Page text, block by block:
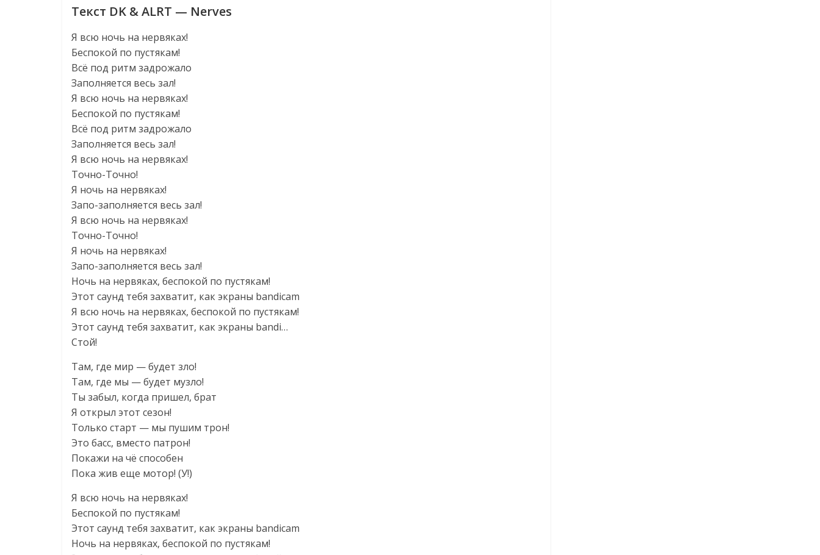
Текст DK & ALRT — Nerves
Я всю ночь на нервяках!
Беспокой по пустякам!
Всё под ритм задрожало
Заполняется весь зал!
Я всю ночь на нервяках!
Беспокой по пустякам!
Всё под ритм задрожало
Заполняется весь зал!
Я всю ночь на нервяках!
Точно-Точно!
Я ночь на нервяках!
Запо-заполняется весь зал!
Я всю ночь на нервяках!
Точно-Точно!
Я ночь на нервяках!
Запо-заполняется весь зал!
Ночь на нервяках, беспокой по пустякам!
Этот саунд тебя захватит, как экраны bandicam
Я всю ночь на нервяках, беспокой по пустякам!
Этот саунд тебя захватит, как экраны bandi…
Стой!
Там, где мир — будет зло!
Там, где мы — будет музло!
Ты забыл, когда пришел, брат
Я открыл этот сезон!
Только старт — мы пушим трон!
Это басс, вместо патрон!
Покажи на чё способен
Пока жив еще мотор! (У!)
Я всю ночь на нервяках!
Беспокой по пустякам!
Этот саунд тебя захватит, как экраны bandicam
Ночь на нервяках, беспокой по пустякам!